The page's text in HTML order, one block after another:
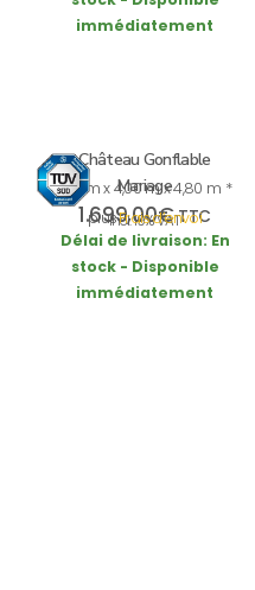
immédiatement
Château Gonflable
Mariage
5,10 m x 4,00 m x 4,80 m *
1.699,00€TTC
incl. 19% VAT
plusFrais d’envoi
Délai de livraison: En
stock - Disponible
immédiatement